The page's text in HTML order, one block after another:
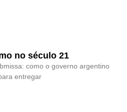
no século 21
como o governo argentino
entregar